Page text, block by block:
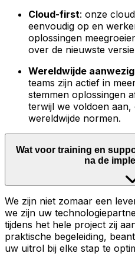
Cloud-first: onze
eenvoudig op en
oplossingen
over de nieuwste
Wereldwijde
teams zijn actief in
stemmen oplossingen
terwijl we voldoen
wereldwijde normen.
Wat voor training en
na de
We zijn niet zomaar een
we zijn uw
tijdens het hele project zij
praktische begeleiding,
uw uitrol bij elke stap te